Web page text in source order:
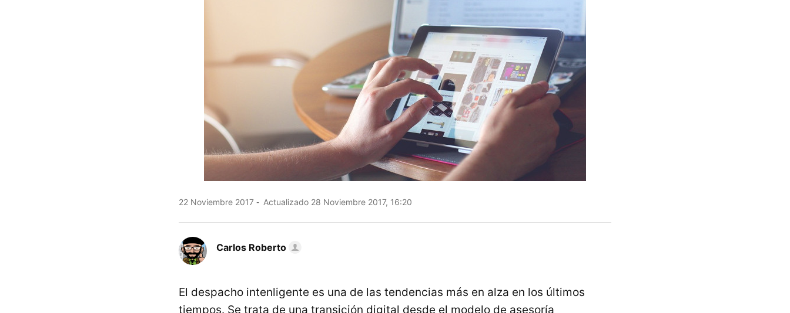
22 Noviembre 2017 Actualizado 28 Noviembre 2017, 16:20
Carlos Roberto
El despacho intenligente es una de las tendencias más en alza en los últimos
tiempos. Se trata de una transición digital desde el modelo de asesoría